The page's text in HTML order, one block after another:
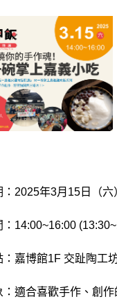
2025年3月15日（六
：14:00~16:00
：嘉博館1F 交趾陶工
：適合喜歡手作、創